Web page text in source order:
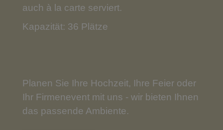
auch à la carte serviert.
Kapazität: 36 Plätze
Planen Sie Ihre Hochzeit, Ihre Feier oder
Ihr Firmenevent mit uns - wir bieten Ihnen
das passende Ambiente.